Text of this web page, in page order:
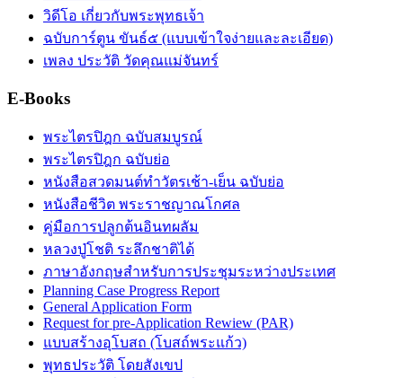
วิดีโอ เกี่ยวกับพระพุทธเจ้า
ฉบับการ์ตูน ขันธ์๕ (แบบเข้าใจง่ายและละเอียด)
เพลง ประวัติ วัดคุณแม่จันทร์
E-Books
พระไตรปิฎก ฉบับสมบูรณ์
พระไตรปิฎก ฉบับย่อ
หนังสือสวดมนต์ทำวัตรเช้า-เย็น ฉบับย่อ
หนังสือชีวิต พระราชญาณโกศล
คู่มือการปลูกต้นอินทผลัม
หลวงปู่โชติ ระลึกชาติได้
ภาษาอังกฤษสำหรับการประชุมระหว่างประเทศ
Planning Case Progress Report
General Application Form
Request for pre-Application Rewiew (PAR)
แบบสร้างอุโบสถ (โบสถ์พระแก้ว)
พุทธประวัติ โดยสังเขป